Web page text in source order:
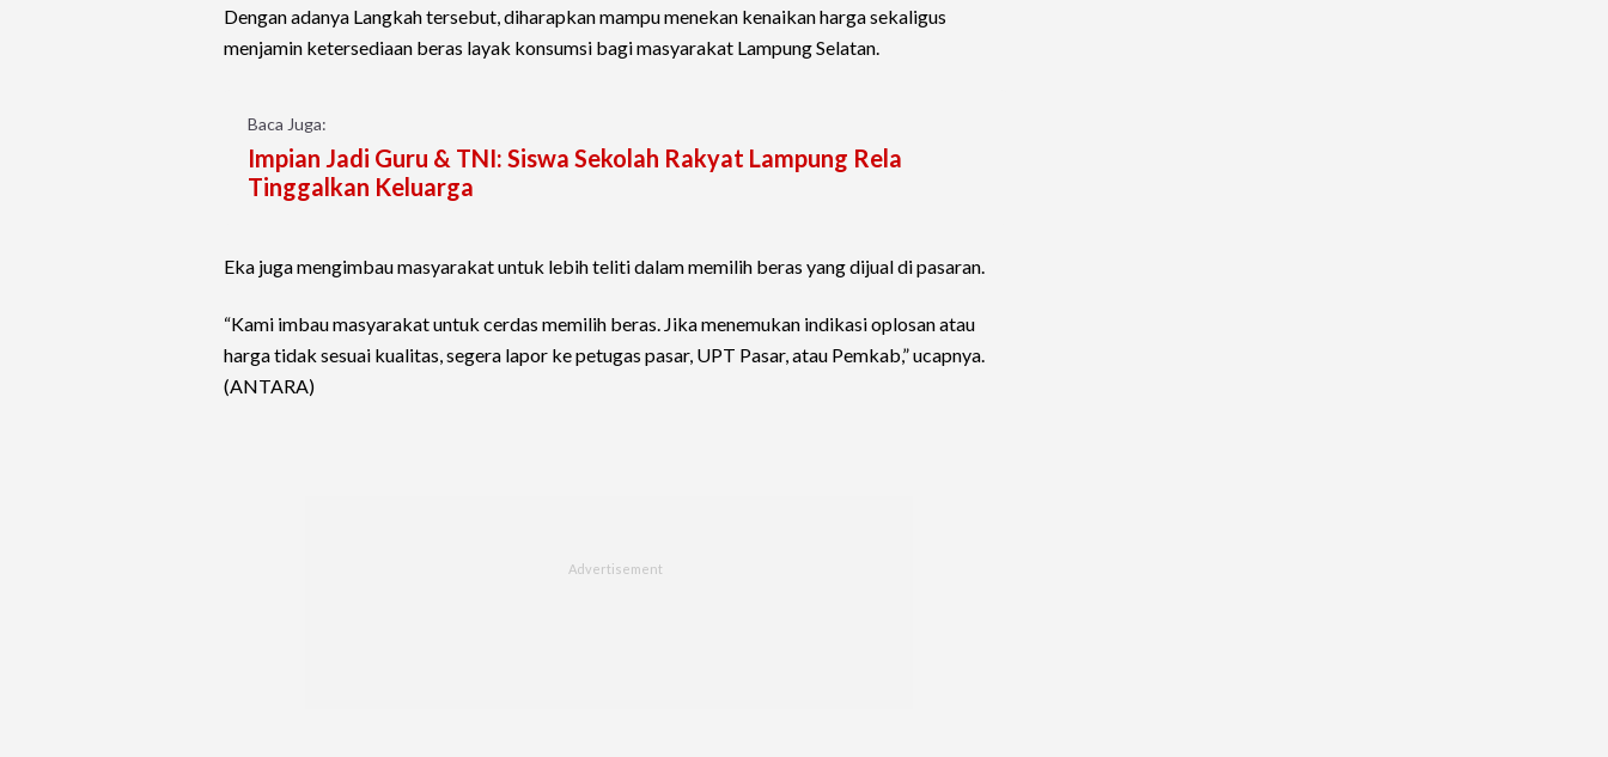
Dengan adanya Langkah tersebut, diharapkan mampu menekan kenaikan harga sekaligus
menjamin ketersediaan beras layak konsumsi bagi masyarakat Lampung Selatan.
Baca Juga:
Impian Jadi Guru & TNI: Siswa Sekolah Rakyat Lampung Rela
Tinggalkan Keluarga
Eka juga mengimbau masyarakat untuk lebih teliti dalam memilih beras yang dijual di pasaran.
“Kami imbau masyarakat untuk cerdas memilih beras. Jika menemukan indikasi oplosan atau
harga tidak sesuai kualitas, segera lapor ke petugas pasar, UPT Pasar, atau Pemkab,” ucapnya.
(ANTARA)